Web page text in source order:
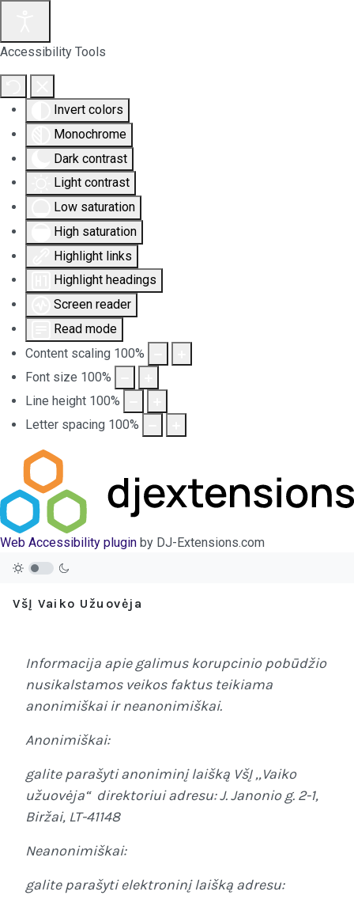
Accessibility Tools
Invert colors
Monochrome
Dark contrast
Light contrast
Low saturation
High saturation
Highlight links
Highlight headings
Screen reader
Read mode
Content scaling 100%
Font size 100%
Line height 100%
Letter spacing 100%
Web Accessibility plugin by DJ-Extensions.com
VšĮ Vaiko Užuovėja
Informacija apie galimus korupcinio pobūdžio
nusikalstamos veikos faktus teikiama
anonimiškai ir neanonimiškai.
Anonimiškai:
galite parašyti anoniminį laišką VšĮ ,,Vaiko
užuovėja“ direktoriui adresu: J. Janonio g. 2-1,
Biržai, LT-41148
Neanonimiškai:
galite parašyti elektroninį laišką adresu: